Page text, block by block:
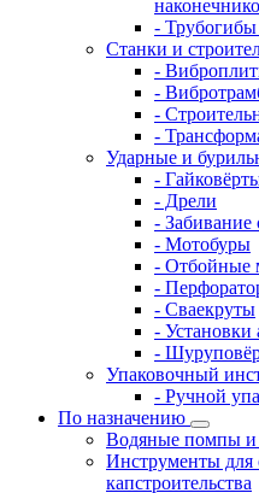
- Трубогибы
Станки и
-
-
-
-
Ударные и
-
- Дрели
- Забивание
- Мотобуры
- Отбойные
-
- Сваекруты
- Установки
-
Упаковочный
- Ручной
По назначению
Водяные помпы и
Инструменты для
капстроительства